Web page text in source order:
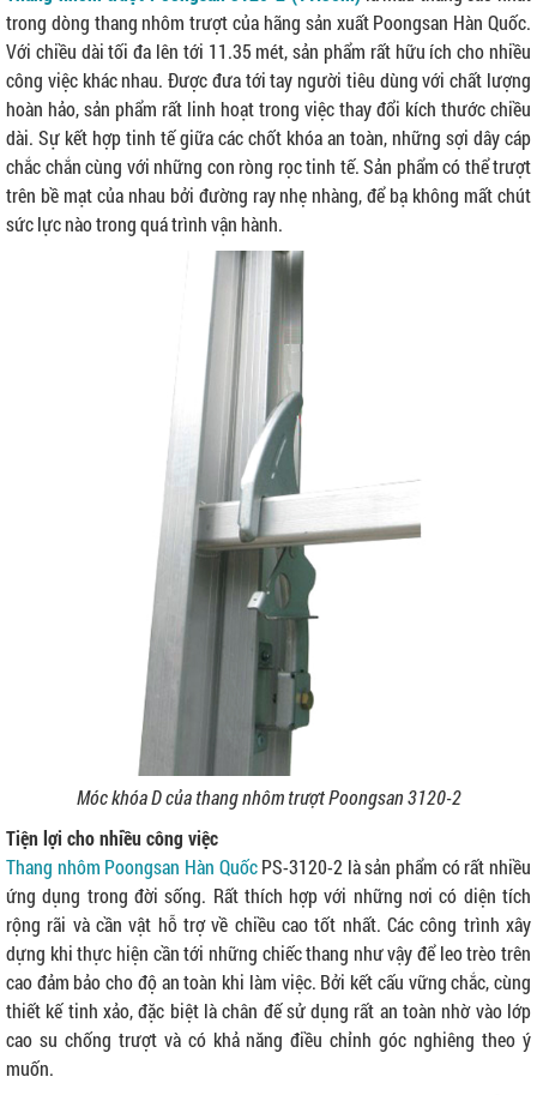
trong dòng thang nhôm trượt của hãng sản xuất Poongsan Hàn Quốc.
Với chiều dài tối đa lên tới 11.35 mét, sản phẩm rất hữu ích cho nhiều
công việc khác nhau. Được đưa tới tay người tiêu dùng với chất lượng
hoàn hảo, sản phẩm rất linh hoạt trong việc thay đổi kích thước chiều
dài. Sự kết hợp tinh tế giữa các chốt khóa an toàn, những sợi dây cáp
chắc chắn cùng với những con ròng rọc tinh tế. Sản phẩm có thể trượt
trên bề mạt của nhau bởi đường ray nhẹ nhàng, để bạ không mất chút
sức lực nào trong quá trình vận hành.
Móc khóa D của thang nhôm trượt Poongsan 3120-2
Tiện lợi cho nhiều công việc
Thang nhôm Poongsan Hàn QuốcPS-3120-2 là sản phẩm có rất nhiều
ứng dụng trong đời sống. Rất thích hợp với những nơi có diện tích
rộng rãi và cần vật hỗ trợ về chiều cao tốt nhất. Các công trình xây
dựng khi thực hiện cần tới những chiếc thang như vậy để leo trèo trên
cao đảm bảo cho độ an toàn khi làm việc. Bởi kết cấu vững chắc, cùng
thiết kế tinh xảo, đặc biệt là chân đế sử dụng rất an toàn nhờ vào lớp
cao su chống trượt và có khả năng điều chỉnh góc nghiêng theo ý
muốn.